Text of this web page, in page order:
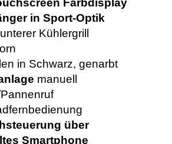
Farbdisplay
in Sport-Optik
Kühlergrill
in Schwarz, genarbt
manuell
über
Smartphone